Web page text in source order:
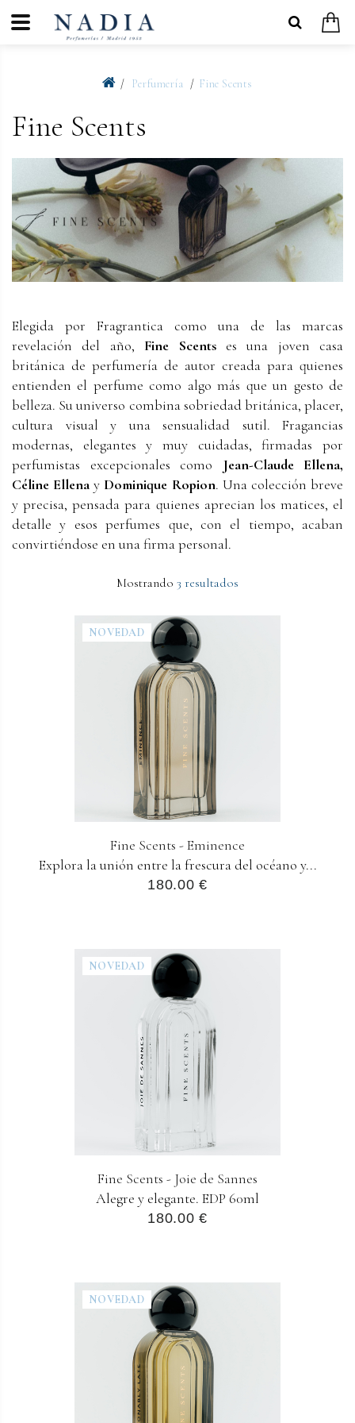
Perfumería Fine Scents
Fine Scents
Elegida por Fragrantica como una de las marcas
revelación del año, Fine Scentses una joven casa
británica de perfumería de autor creada para quienes
entienden el perfume como algo más que un gesto de
belleza. Su universo combina sobriedad británica, placer,
cultura visual y una sensualidad sutil. Fragancias
modernas, elegantes y muy cuidadas, firmadas por
perfumistas excepcionales como Jean-Claude Ellena,
Céline Ellena y Dominique Ropion. Una colección breve
y precisa, pensada para quienes aprecian los matices, el
detalle y esos perfumes que, con el tiempo, acaban
convirtiéndose en una firma personal.
Mostrando 3 resultados
NOVEDAD
Fine Scents - Eminence
Explora la unión entre la frescura del océano y...
180.00 €
NOVEDAD
Fine Scents - Joie de Sannes
Alegre y elegante. EDP 60ml
180.00 €
NOVEDAD